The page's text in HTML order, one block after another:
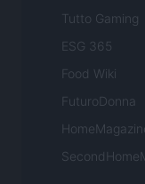
Tutto Gaming
ESG 365
Food Wiki
FuturoDonna